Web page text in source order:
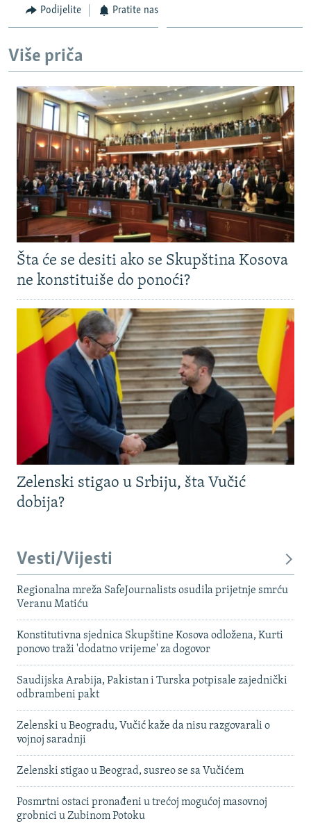
Podijelite Pratite nas
Više priča
Šta će se desiti ako se Skupština Kosova
ne konstituiše do ponoći?
Zelenski stigao u Srbiju, šta Vučić
dobija?
Vesti/Vijesti
Regionalna mreža SafeJournalists osudila prijetnje smrću
Veranu Matiću
Konstitutivna sjednica Skupštine Kosova odložena, Kurti
ponovo traži 'dodatno vrijeme' za dogovor
Saudijska Arabija, Pakistan i Turska potpisale zajednički
odbrambeni pakt
Zelenski u Beogradu, Vučić kaže da nisu razgovarali o
vojnoj saradnji
Zelenski stigao u Beograd, susreo se sa Vučićem
Posmrtni ostaci pronađeni u trećoj mogućoj masovnoj
grobnici u Zubinom Potoku